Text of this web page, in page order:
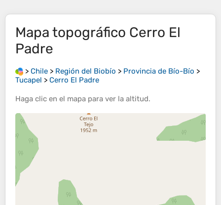
Mapa topográfico Cerro El
Padre
> Chile > Región del Biobío > Provincia de Bío-Bío >
Tucapel > Cerro El Padre
Haga clic en el mapa para ver la altitud.